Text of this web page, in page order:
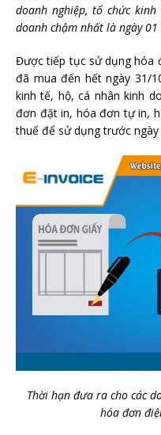
doanh nghiệp, tổ chức kinh
doanh chậm nhất là ngày
Được tiếp tục sử dụng hóa
đã mua đến hết ngày 31/
kinh tế, hộ, cá nhân kinh
đơn đặt in, hóa đơn tự in,
thuế để sử dụng trước ngày
Thời hạn đưa ra cho các
hóa đơn